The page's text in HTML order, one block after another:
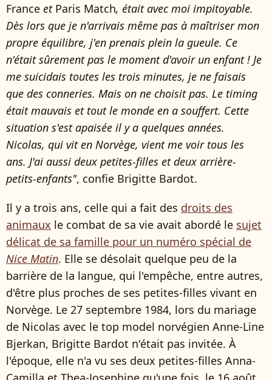
France etParis Match, était avec moi impitoyable.
Dès lors que je n'arrivais même pas à maîtriser mon
propre équilibre, j'en prenais plein la gueule. Ce
n'était sûrement pas le moment d'avoir un enfant ! Je
me suicidais toutes les trois minutes, je ne faisais
que des conneries. Mais on ne choisit pas. Le timing
était mauvais et tout le monde en a souffert. Cette
situation s'est apaisée il y a quelques années.
Nicolas, qui vit en Norvège, vient me voir tous les
ans. J'ai aussi deux petites-filles et deux arrière-
petits-enfants", confie Brigitte Bardot.
Il y a trois ans, celle qui a fait des droits des
animaux le combat de sa vie avait abordé le sujet
délicat de sa famille pour un numéro spécial de
Nice Matin. Elle se désolait quelque peu de la
barrière de la langue, qui l'empêche, entre autres,
d'être plus proches de ses petites-filles vivant en
Norvège. Le 27 septembre 1984, lors du mariage
de Nicolas avec le top model norvégien Anne-Line
Bjerkan, Brigitte Bardot n'était pas invitée. À
l'époque, elle n'a vu ses deux petites-filles Anna-